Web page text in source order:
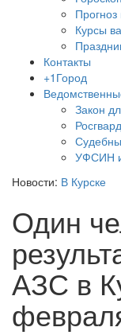
Курсы
Контакты
+1Город
Закон
УФСИН
Новости: В Курске
Один
АЗС в